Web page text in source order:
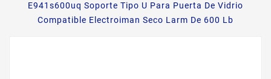
E941s600uq Soporte Tipo U Para Puerta De Vidrio
Compatible Electroiman Seco Larm De 600 Lb